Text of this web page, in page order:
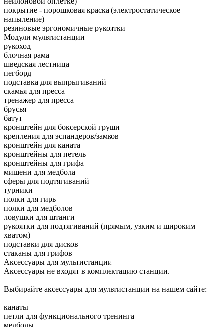
покрытие - порошковая краска (электростатическое
напыление)
резиновые эргономичные рукоятки
Модули мультистанции
рукоход
блочная рама
шведская лестница
пегборд
подставка для выпрыгиваний
скамья для пресса
тренажер для пресса
брусья
батут
кронштейн для боксерской груши
крепления для эспандеров/замков
кронштейн для каната
кронштейны для петель
кронштейны для грифа
мишени для медбола
сферы для подтягиваний
турники
полки для гирь
полки для медболов
ловушки для штанги
рукоятки для подтягиваний (прямым, узким и широким
хватом)
подставки для дисков
стаканы для грифов
Аксессуары для мультистанции
Аксессуары не входят в комплектацию станции.
Выбирайте аксессуары для мультистанции на нашем сайте:
канаты
петли для функционального тренинга
медболы